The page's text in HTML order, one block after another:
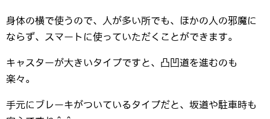
身体の横で使うので、人が多い所でも、ほかの人の邪魔に
ならず、スマートに使っていただくことができます。
キャスターが大きいタイプですと、凸凹道を進むのも
楽々。
手元にブレーキがついているタイプだと、坂道や駐車時も